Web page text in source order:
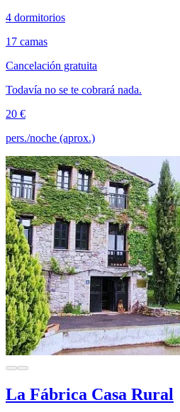
4 dormitorios
17 camas
Cancelación gratuita
Todavía no se te cobrará nada.
20 €
pers./noche (aprox.)
La Fábrica Casa Rural